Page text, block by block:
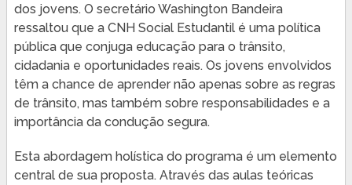
dos jovens. O secretário Washington Bandeira
ressaltou que a CNH Social Estudantil é uma política
pública que conjuga educação para o trânsito,
cidadania e oportunidades reais. Os jovens envolvidos
têm a chance de aprender não apenas sobre as regras
de trânsito, mas também sobre responsabilidades e a
importância da condução segura.
Esta abordagem holística do programa é um elemento
central de sua proposta. Através das aulas teóricas